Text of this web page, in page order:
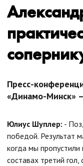
Пресс-
«Динамо-Минск»
Юлиус Шуплер: -
победой. Результат
когда мы
составах третий